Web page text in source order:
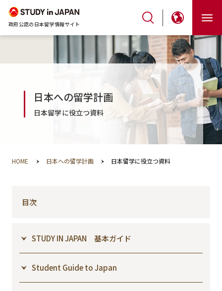
政府公認の日本留学情報サイト
日本への留学計画
日本留学に役立つ資料
HOME 日本への留学計画 日本留学に役立つ資料
目次
STUDY IN JAPAN 基本ガイド
Student Guide to Japan